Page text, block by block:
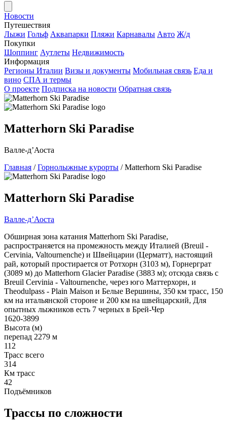
Новости
Путешествия
Лыжи Гольф Аквапарки Пляжи Карнавалы Авто Ж/д
Покупки
Шоппинг Аутлеты Недвижимость
Информация
Регионы Италии Визы и документы Мобильная связь Еда и
вино СПА и термы
О проекте Подписка на новости Обратная связь
Matterhorn Ski Paradise
Валле-д’Аоста
Главная / Горнолыжные курорты / Matterhorn Ski Paradise
Matterhorn Ski Paradise
Валле-д’Аоста
Обширная зона катания Matterhorn Ski Paradise,
распространяется на промежность между Италией (Breuil -
Cervinia, Valtournenche) и Швейцарии (Церматт), настоящий
рай, который простирается от Ротхорн (3103 м), Горнерграт
(3089 м) до Matterhorn Glacier Paradise (3883 м); отсюда связь с
Breuil Cervinia - Valtournenche, через юго Маттерхорн, и
Theodulpass - Plain Maison и Белые Вершины, 350 км трасс, 150
км на итальянской стороне и 200 км на швейцарский, Для
опытных лыжников есть 7 черных в Брей-Чер
1620-3899
Высота (м)
перепад 2279 м
112
Трасс всего
314
Км трасс
42
Подъёмников
Трассы по сложности